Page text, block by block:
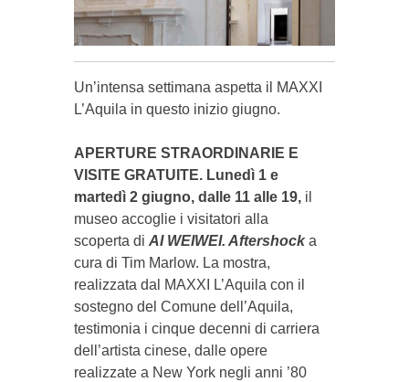
Un’intensa settimana aspetta il MAXXI
L’Aquila in questo inizio giugno.
APERTURE STRAORDINARIE E
VISITE GRATUITE. Lunedì 1 e
martedì 2 giugno, dalle 11 alle 19,il
museo accoglie i visitatori alla
scoperta di AI WEIWEI. Aftershocka
cura di Tim Marlow. La mostra,
realizzata dal MAXXI L’Aquila con il
sostegno del Comune dell’Aquila,
testimonia i cinque decenni di carriera
dell’artista cinese, dalle opere
realizzate a New York negli anni ’80